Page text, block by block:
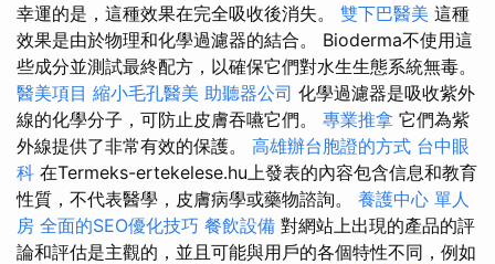
幸運的是，這種效果在完全吸收後消失。 雙下巴醫美 這種
效果是由於物理和化學過濾器的結合。 Bioderma不使用這
些成分並測試最終配方，以確保它們對水生生態系統無毒。
醫美項目 縮小毛孔醫美 助聽器公司 化學過濾器是吸收紫外
線的化學分子，可防止皮膚吞嚥它們。 專業推拿 它們為紫
外線提供了非常有效的保護。 高雄辦台胞證的方式 台中眼
科 在Termeks-ertekelese.hu上發表的內容包含信息和教育
性質，不代表醫學，皮膚病學或藥物諮詢。 養護中心 單人
房 全面的SEO優化技巧 餐飲設備 對網站上出現的產品的評
論和評估是主觀的，並且可能與用戶的各個特性不同，例如